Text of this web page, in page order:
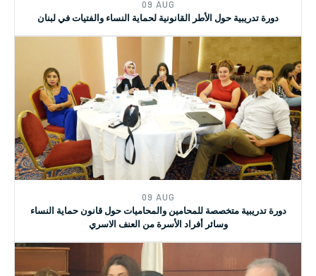
09 AUG
دورة تدريبية حول الأطر القانونية لحماية النساء والفتيات في لبنان
09 AUG
دورة تدريبية متخصصة للمحامين والمحاميات حول قانون حماية النساء
وسائر أفراد الأسرة من العنف الاسري